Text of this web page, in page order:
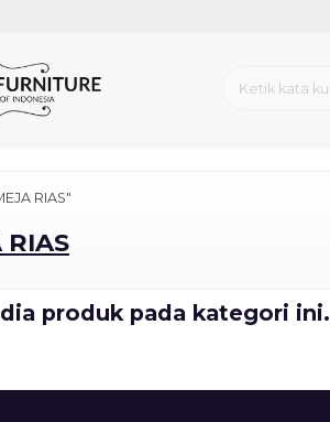
RIAS"
RIAS
produk pada kategori ini.